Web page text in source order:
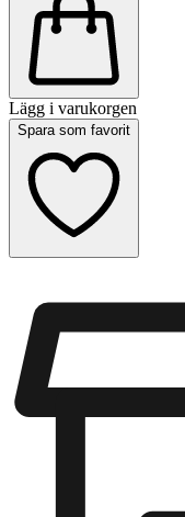
Lägg i varukorgen
Spara som favorit